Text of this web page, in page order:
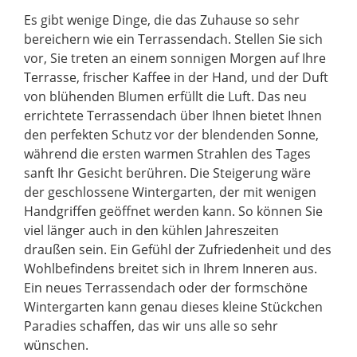
Es gibt wenige Dinge, die das Zuhause so sehr
bereichern wie ein Terrassendach. Stellen Sie sich
vor, Sie treten an einem sonnigen Morgen auf Ihre
Terrasse, frischer Kaffee in der Hand, und der Duft
von blühenden Blumen erfüllt die Luft. Das neu
errichtete Terrassendach über Ihnen bietet Ihnen
den perfekten Schutz vor der blendenden Sonne,
während die ersten warmen Strahlen des Tages
sanft Ihr Gesicht berühren. Die Steigerung wäre
der geschlossene Wintergarten, der mit wenigen
Handgriffen geöffnet werden kann. So können Sie
viel länger auch in den kühlen Jahreszeiten
draußen sein. Ein Gefühl der Zufriedenheit und des
Wohlbefindens breitet sich in Ihrem Inneren aus.
Ein neues Terrassendach oder der formschöne
Wintergarten kann genau dieses kleine Stückchen
Paradies schaffen, das wir uns alle so sehr
wünschen.